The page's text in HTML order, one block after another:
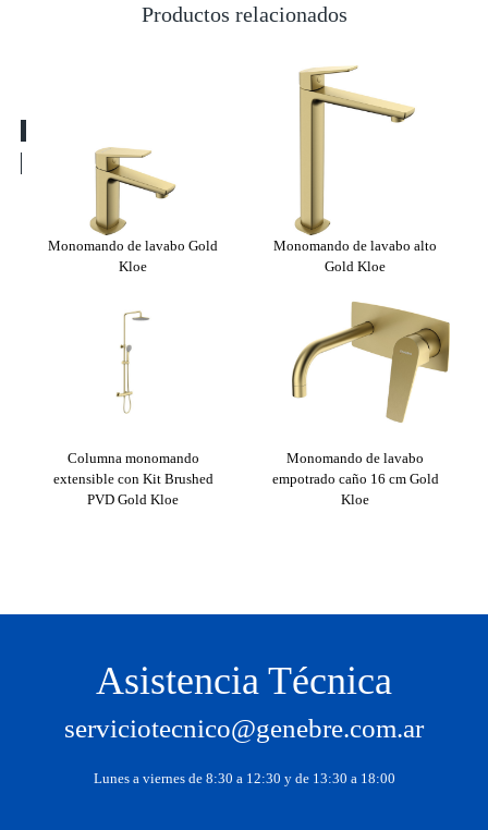
Productos relacionados
Monomando de lavabo Gold
Kloe
Monomando de lavabo alto
Gold Kloe
Columna monomando
extensible con Kit Brushed
PVD Gold Kloe
Monomando de lavabo
empotrado caño 16 cm Gold
Kloe
Asistencia Técnica
serviciotecnico@genebre.com.ar
Lunes a viernes de 8:30 a 12:30 y de 13:30 a 18:00